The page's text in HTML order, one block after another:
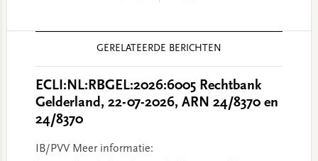
GERELATEERDE BERICHTEN
ECLI:NL:RBGEL:2026:6005 Rechtbank
Gelderland, 22-07-2026, ARN 24/8370 en
24/8370
IB/PVV Meer informatie: